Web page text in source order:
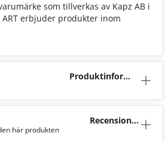
som tillverkas av Kapz AB i
ART erbjuder produkter inom
Produktinforma
Recensioner
här produkten